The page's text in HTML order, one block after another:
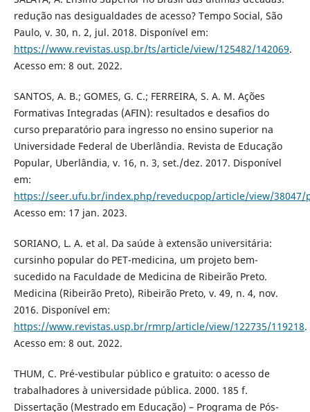
redução nas desigualdades de acesso? Tempo Social, São
Paulo, v. 30, n. 2, jul. 2018. Disponível em:
https://www.revistas.usp.br/ts/article/view/125482/142069.
Acesso em: 8 out. 2022.
SANTOS, A. B.; GOMES, G. C.; FERREIRA, S. A. M. Ações
Formativas Integradas (AFIN): resultados e desafios do
curso preparatório para ingresso no ensino superior na
Universidade Federal de Uberlândia. Revista de Educação
Popular, Uberlândia, v. 16, n. 3, set./dez. 2017. Disponível
em:
https://seer.ufu.br/index.php/reveducpop/article/view/38047/
Acesso em: 17 jan. 2023.
SORIANO, L. A. et al. Da saúde à extensão universitária:
cursinho popular do PET-medicina, um projeto bem-
sucedido na Faculdade de Medicina de Ribeirão Preto.
Medicina (Ribeirão Preto), Ribeirão Preto, v. 49, n. 4, nov.
2016. Disponível em:
https://www.revistas.usp.br/rmrp/article/view/122735/119218.
Acesso em: 8 out. 2022.
THUM, C. Pré-vestibular público e gratuito: o acesso de
trabalhadores à universidade pública. 2000. 185 f.
Dissertação (Mestrado em Educação) – Programa de Pós-